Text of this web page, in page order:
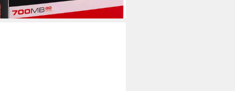
lieferbar - in 2-3 Werktagen bei dir